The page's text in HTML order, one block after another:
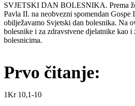
SVJETSKI DAN BOLESNIKA. Prema
Pavla II. na neobvezni spomendan Gospe
obilježavamo Svjetski dan bolesnika. Na
bolesnike i za zdravstvene djelatnike kao i
bolesnicima.
Prvo čitanje:
1Kr 10,1-10